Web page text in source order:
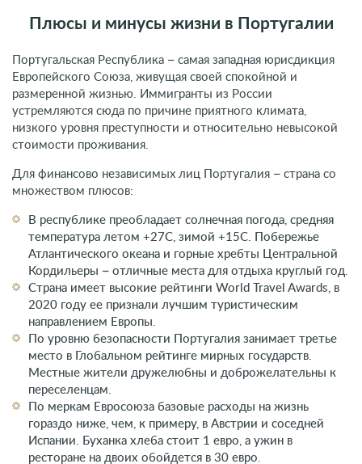
Плюсы и минусы жизни в Португалии
Португальская Республика – самая западная юрисдикция
Европейского Союза, живущая своей спокойной и
размеренной жизнью. Иммигранты из России
устремляются сюда по причине приятного климата,
низкого уровня преступности и относительно невысокой
стоимости проживания.
Для финансово независимых лиц Португалия – страна со
множеством плюсов:
В республике преобладает солнечная погода, средняя
температура летом +27C, зимой +15C. Побережье
Атлантического океана и горные хребты Центральной
Кордильеры – отличные места для отдыха круглый год.
Страна имеет высокие рейтинги World Travel Awards, в
2020 году ее признали лучшим туристическим
направлением Европы.
По уровню безопасности Португалия занимает третье
место в Глобальном рейтинге мирных государств.
Местные жители дружелюбны и доброжелательны к
переселенцам.
По меркам Евросоюза базовые расходы на жизнь
гораздо ниже, чем, к примеру, в Австрии и соседней
Испании. Буханка хлеба стоит 1 евро, а ужин в
ресторане на двоих обойдется в 30 евро.